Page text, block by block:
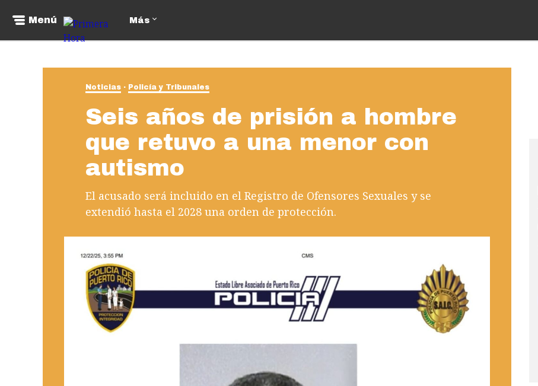
Menú Más
Noticias Policía y Tribunales
Seis años de prisión a hombre
que retuvo a una menor con
autismo
El acusado será incluido en el Registro de Ofensores Sexuales y se
extendió hasta el 2028 una orden de protección.